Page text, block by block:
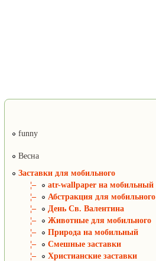
funny
Весна
Заставки для мобильного
¦–
atr-wallpaper на мобильный
¦–
Абстракция для мобильного
¦–
День Св. Валентина
¦–
Животные для мобильного
¦–
Природа на мобильный
¦–
Смешные заставки
¦–
Христианские заставки